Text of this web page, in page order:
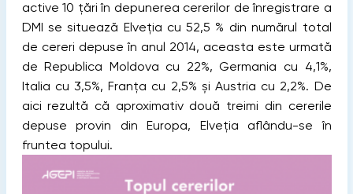
active 10 ţări în depunerea cererilor de înregistrare a
DMI se situează Elveția cu 52,5 % din numărul total
de cereri depuse în anul 2014, aceasta este urmată
de Republica Moldova cu 22%, Germania cu 4,1%,
Italia cu 3,5%, Franţa cu 2,5% şi Austria cu 2,2%. De
aici rezultă că aproximativ două treimi din cererile
depuse provin din Europa, Elveţia aflându-se în
fruntea topului.